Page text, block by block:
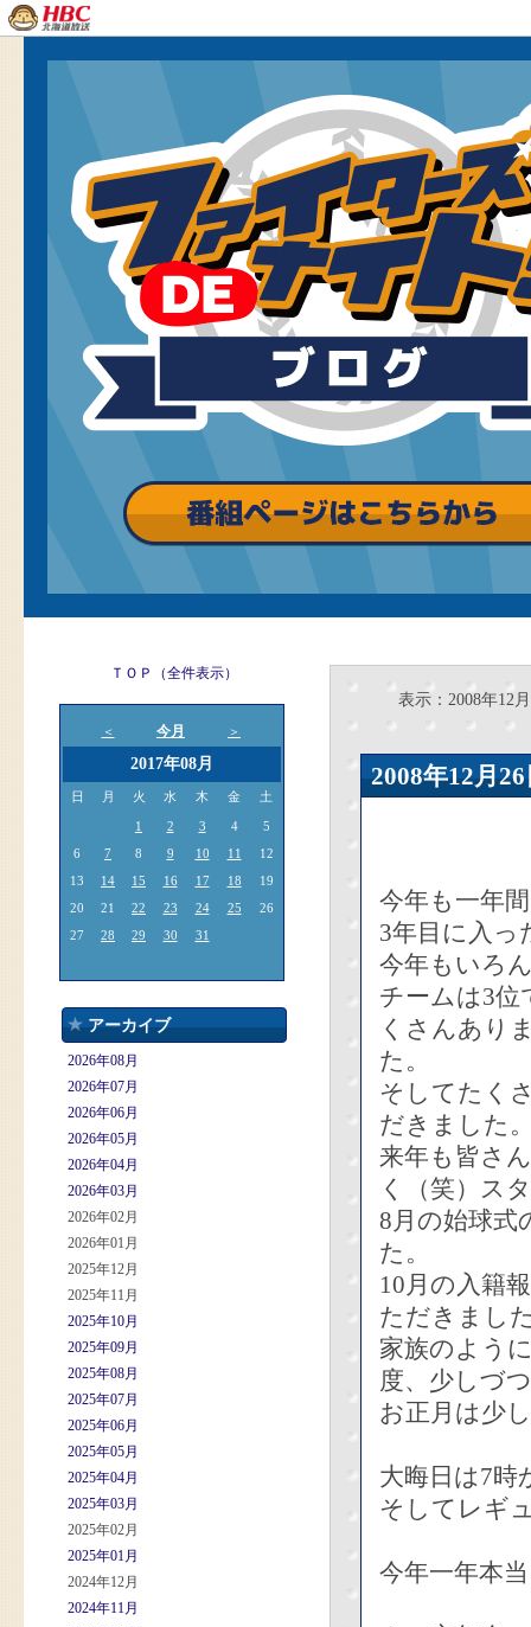
ＴＯＰ（全件表示）
＜ 今月 ＞
2017年08月
日 月 火 水 木 金 土
1 2 3 4
5
6
7 8 9 10 11
12
13
14 15 16 17 18
19
20
21 22 23 24 25
26
27
28 29 30 31
アーカイブ
2026年08月
2026年07月
2026年06月
2026年05月
2026年04月
2026年03月
2026年02月
2026年01月
2025年12月
2025年11月
2025年10月
2025年09月
2025年08月
2025年07月
2025年06月
2025年05月
2025年04月
2025年03月
2025年02月
2025年01月
2024年12月
2024年11月
表示：2008年12月
2008年12
今年も一年
3年目に入っ
今年もいろ
チームは3
くさんあり
た。
そしてたく
だきました
来年も皆さ
く（笑）ス
8月の始球式
た。
10月の入籍
ただきまし
家族のよう
度、少しづ
お正月は少
大晦日は7時
そしてレギ
今年一年本